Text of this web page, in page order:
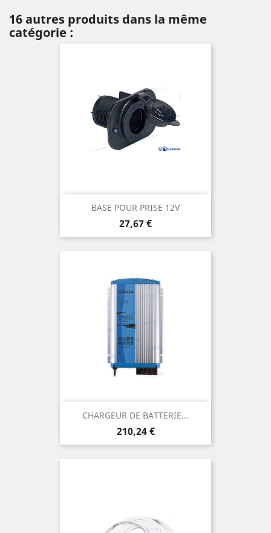
16 autres produits dans la même
catégorie :
BASE POUR PRISE 12V
Prix
27,67 €
CHARGEUR DE BATTERIE...
Prix
210,24 €